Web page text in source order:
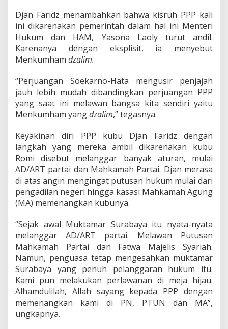
Djan Faridz menambahkan bahwa kisruh PPP kali
ini dikarenakan pemerintah dalam hal ini Menteri
Hukum dan HAM, Yasona Laoly turut andil.
Karenanya dengan eksplisit, ia menyebut
Menkumham dzalim.
“Perjuangan Soekarno-Hata mengusir penjajah
jauh lebih mudah dibandingkan perjuangan PPP
yang saat ini melawan bangsa kita sendiri yaitu
Menkumham yangdzalim,” tegasnya.
Keyakinan diri PPP kubu Djan Faridz dengan
langkah yang mereka ambil dikarenakan kubu
Romi disebut melanggar banyak aturan, mulai
AD/ART partai dan Mahkamah Partai. Djan merasa
di atas angin mengingat putusan hukum mulai dari
pengadilan negeri hingga kasasi Mahkamah Agung
(MA) memenangkan kubunya.
“Sejak awal Muktamar Surabaya itu nyata-nyata
melanggar AD/ART partai. Melawan Putusan
Mahkamah Partai dan Fatwa Majelis Syariah.
Namun, penguasa tetap mengesahkan muktamar
Surabaya yang penuh pelanggaran hukum itu.
Kami pun melakukan perlawanan di meja hijau.
Alhamdulilah, Allah sayang kepada PPP dengan
memenangkan kami di PN, PTUN dan MA”,
ungkapnya.